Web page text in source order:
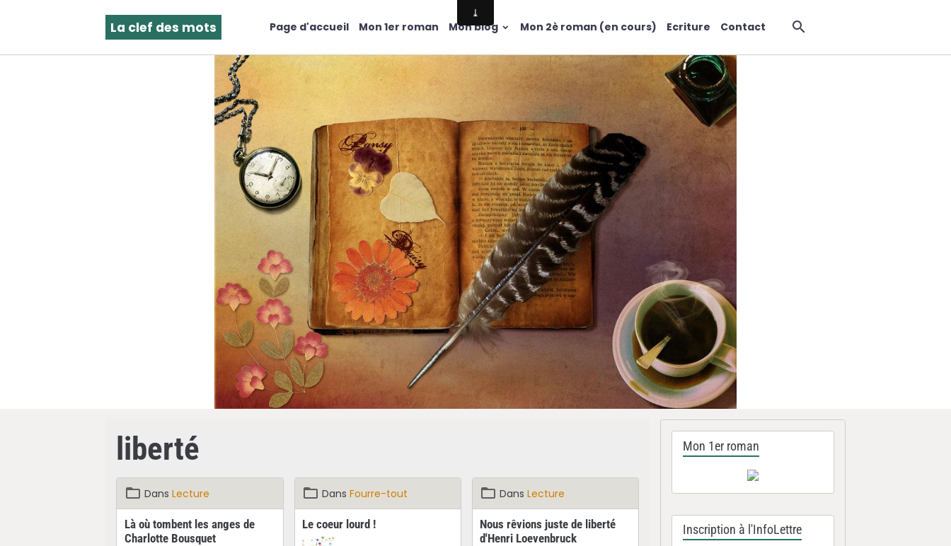
La clef des mots Page d'accueil Mon 1er roman Mon blog Mon 2è roman (en cours) Ecriture Contact
liberté
Dans Lecture
Là où tombent les anges de
Charlotte Bousquet
DansFourre-tout
Le coeur lourd !
DansLecture
Nous rêvions juste de liberté
d'Henri Loevenbruck
Mon 1er roman
Inscription à l'InfoLettre